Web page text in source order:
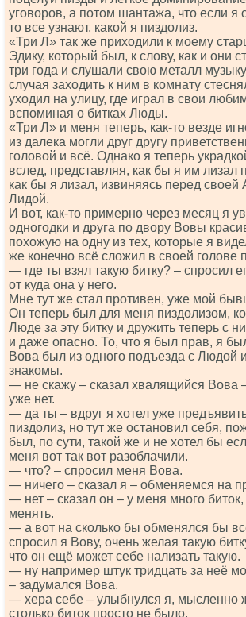
уговоров, а потом шантажа, что если я
то все узнают, какой я пиздолиз.
«Три Л» так же приходили к моему
Эдику, который был, к слову, как и они
три года и слушали свою металл
случая заходить к ним в комнату
уходил на улицу, где играл в свои
вспоминая о битках Люды.
«Три Л» и меня теперь, как-то везде
из далека могли друг другу
головой и всё. Однако я теперь
вслед, представляя, как бы я им лизал
как бы я лизал, извиняясь перед
Лидой.
И вот, как-то примерно через месяц я
одногодки и друга по двору Вовы
похожую на одну из тех, которые я
же конечно всё сложил в своей голове
— где ты взял такую битку? – спросил
от куда она у него.
Мне тут же стал противен, уже мой
Он теперь был для меня пиздолизом,
Люде за эту битку и дружить теперь с
и даже опасно. То, что я был прав, я
Вова был из одного подъезда с Людой
знакомы.
— не скажу – сказал хвалящийся Вова
уже нет.
— да ты – вдруг я хотел уже
пиздолиз, но тут же остановил себя,
был, по сути, такой же и не хотел бы
меня вот так вот разоблачили.
— что? – спросил меня Вова.
— ничего – сказал я – обменяемся на
— нет – сказал он – у меня много биток,
менять.
— а вот на сколько бы обменялся бы
спросил я Вову, очень желая такую
что он ещё может себе нализать такую.
— ну например штук тридцать за неё
– задумался Вова.
— хера себе – улыбнулся я, мысленно
столько биток просто не было.